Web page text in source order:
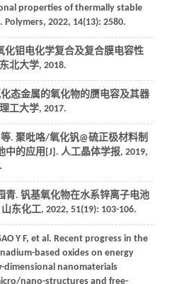
properties of thermally stable
Polymers, 2022, 14(13): 2580.
化钼电化学复合及复合膜电容性
北大学, 2018.
态金属的氧化物的赝电容及其器
工大学, 2017.
等. 聚吡咯/氧化钒@硫正极材料制
中的应用[J]. 人工晶体学报, 2019,
青. 钒基氧化物在水系锌离子电池
山东化工, 2022, 51(19): 103-106.
Y F, et al . Recent progress in the
based oxides on energy
dimensional nanomaterials
nano-structures and free-